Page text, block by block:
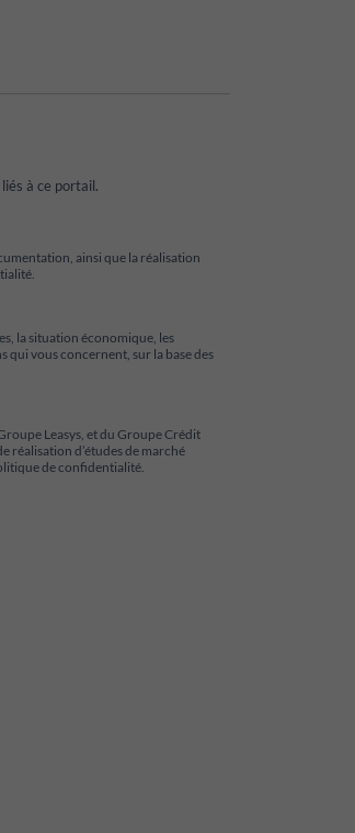
à ce portail.
ainsi que la réalisation
la situation économique, les
qui vous concernent, sur la base des
Leasys, et du Groupe Crédit
réalisation d’études de marché
de confidentialité.